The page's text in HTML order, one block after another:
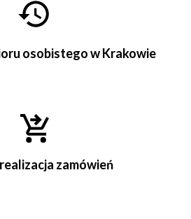
osobistego w Krakowie
zamówień